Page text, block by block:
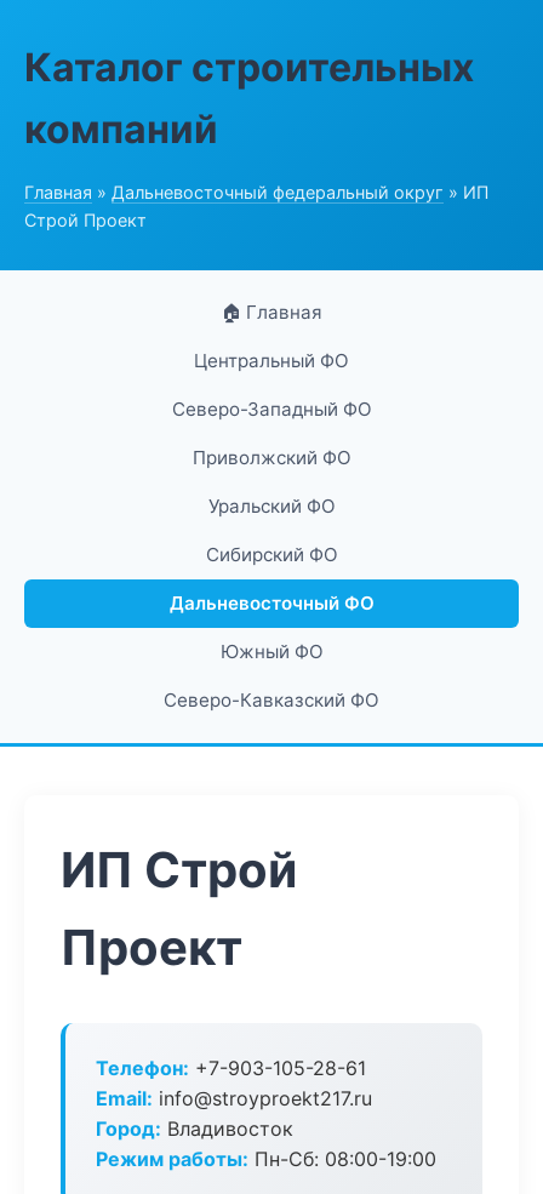
Каталог строительных
компаний
Главная » Дальневосточный федеральный округ » ИП
Строй Проект
🏠 Главная
Центральный ФО
Северо-Западный ФО
Приволжский ФО
Уральский ФО
Сибирский ФО
Дальневосточный ФО
Южный ФО
Северо-Кавказский ФО
ИП Строй
Проект
Телефон: +7-903-105-28-61
Email: info@stroyproekt217.ru
Город: Владивосток
Режим работы: Пн-Сб: 08:00-19:00